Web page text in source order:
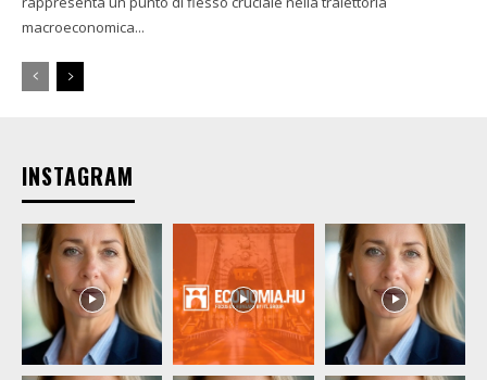
macroeconomica...
INSTAGRAM